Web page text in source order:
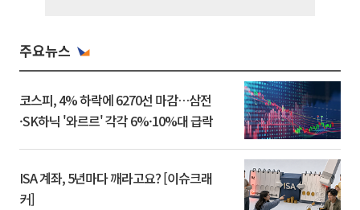
주요뉴스
코스피, 4% 하락에 6270선 마감…삼전
·SK하닉 '와르르' 각각 6%·10%대 급락
ISA 계좌, 5년마다 깨라고요? [이슈크래
커]